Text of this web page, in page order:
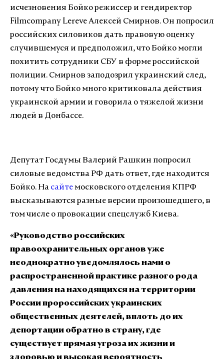
исчезновения Бойко режиссер и гендиректор
Filmcompany Lereve Алексей Смирнов. Он попросил
российских силовиков дать правовую оценку
случившемуся и предположил, что Бойко могли
похитить сотрудники СБУ в форме российской
полиции. Смирнов заподозрил украинский след,
потому что Бойко много критиковала действия
украинской армии и говорила о тяжелой жизни
людей в Донбассе.
Депутат Госдумы Валерий Рашкин попросил
силовые ведомства РФ дать ответ, где находится
Бойко. На сайте московского отделения КПРФ
высказываются разные версии произошедшего, в
том числе о провокации спецслужб Киева.
«Руководство российских
правоохранительных органов уже
неоднократно уведомлялось нами о
распространенной практике разного рода
давления на находящихся на территории
России пророссийских украинских
общественных деятелей, вплоть до их
депортации обратно в страну, где
существует прямая угроза их жизни и